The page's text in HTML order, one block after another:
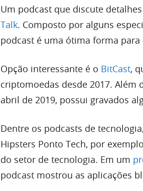
Um podcast que discute
Talk. Composto por alguns
podcast é uma ótima forma
Opção interessante é o BitCast,
criptomoedas desde 2017. Além
abril de 2019, possui gravados
Dentre os podcasts de
Hipsters Ponto Tech, por
do setor de tecnologia. Em um
podcast mostrou as aplicações